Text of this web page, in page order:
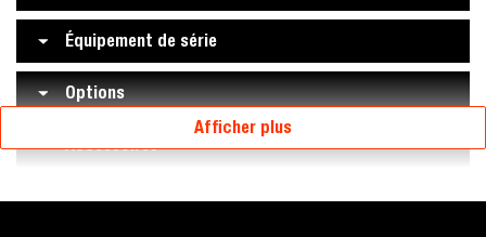
Équipement de série
Options
Accessoires
Afficher plus